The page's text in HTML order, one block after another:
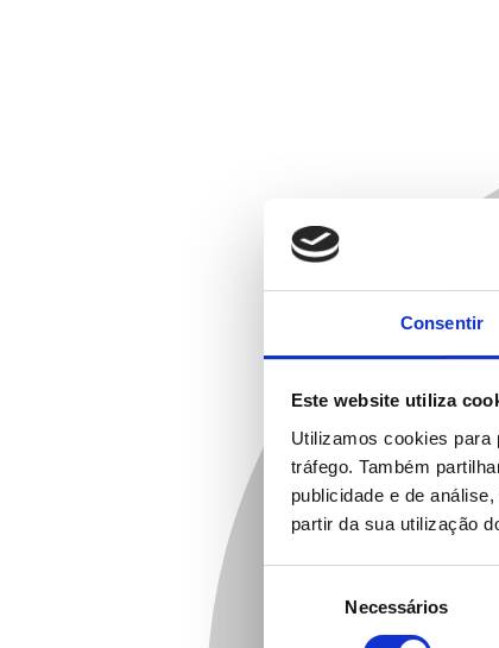
Consentir
Este website utiliza
Utilizamos cookies para
tráfego. Também
publicidade e de
partir da sua utilização
consentimento
Necessários